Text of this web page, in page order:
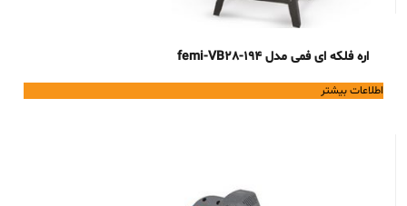
اره فلکه ای فمی مدل femi-VB28-194
اطلاعات بیشتر